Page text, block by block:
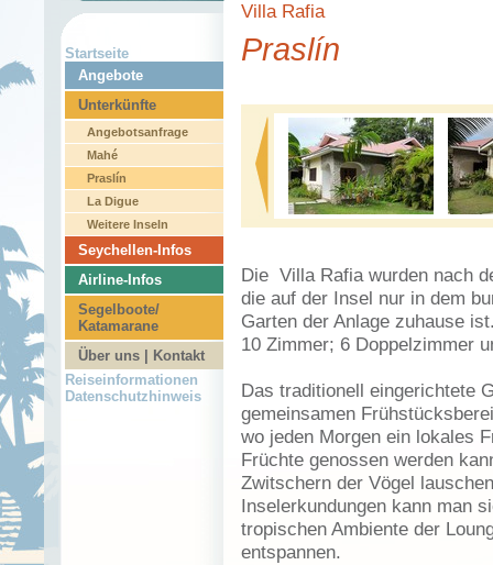
Startseite
Angebote
Unterkünfte
Angebotsanfrage
Mahé
Praslín
La Digue
Weitere Inseln
Seychellen-Infos
Airline-Infos
Segelboote/
Katamarane
Über uns | Kontakt
Reiseinformationen
Datenschutzhinweis
Villa Rafia
Praslín
Die Villa Rafia wurden nach
die auf der Insel nur in dem
Garten der Anlage zuhause
10 Zimmer; 6 Doppelzimmer
Das traditionell eingerichtete
gemeinsamen
wo jeden Morgen ein lokales
Früchte genossen werden
Zwitschern der Vögel
Inselerkundungen kann man
tropischen Ambiente der
entspannen.